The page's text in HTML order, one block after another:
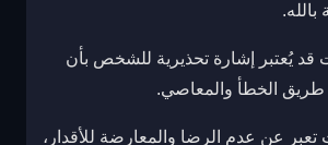
بالله.
قد يُعتبر إشارة تحذيرية للشخص بأن
الخطأ والمعاصي.
عن عدم الرضا والمعارضة للأقدار،